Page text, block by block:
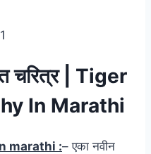
चरित्र | Tiger
In Marathi
marathi :– एका नवीन